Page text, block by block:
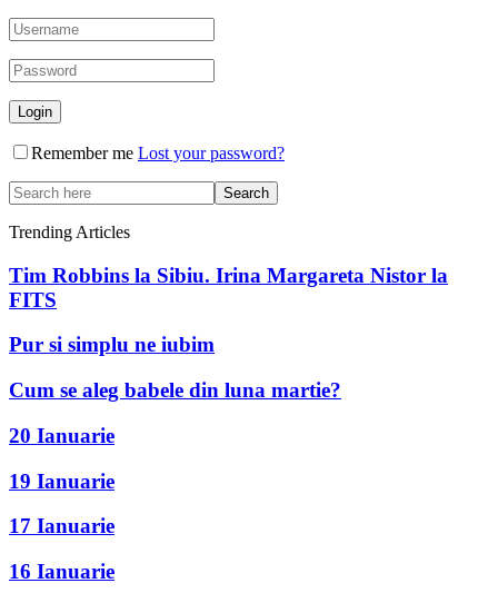
Remember me Lost your password?
Trending Articles
Tim Robbins la Sibiu. Irina Margareta Nistor la
FITS
Pur si simplu ne iubim
Cum se aleg babele din luna martie?
20 Ianuarie
19 Ianuarie
17 Ianuarie
16 Ianuarie